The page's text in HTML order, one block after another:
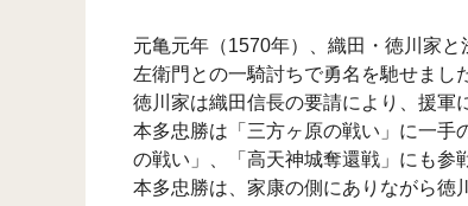
元亀元年（1570年）、織田・徳川家
左衛門との一騎討ちで勇名を馳せまし
徳川家は織田信長の要請により、援軍
本多忠勝は「三方ヶ原の戦い」に一手
の戦い」、「高天神城奪還戦」にも参
本多忠勝は、家康の側にありながら徳